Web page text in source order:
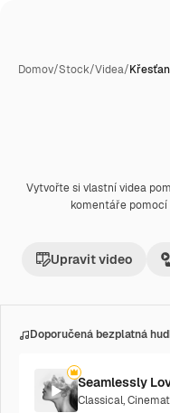
Domov/Stock/Videa/
Premium
Vytvořte si vlastní videa
komentáře pomocí
Upravit video
Doporučená bezplatná
Seamlessly
Classical,